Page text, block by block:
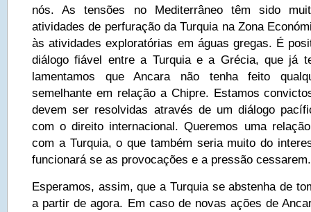
nós. As tensões no Mediterrâneo têm sido
atividades de perfuração da Turquia na Zona
às atividades exploratórias em águas gregas. É
diálogo fiável entre a Turquia e a Grécia, que já
lamentamos que Ancara não tenha feito
semelhante em relação a Chipre. Estamos
devem ser resolvidas através de um diálogo
com o direito internacional. Queremos uma
com a Turquia, o que também seria muito do
funcionará se as provocações e a pressão cessarem.
Esperamos, assim, que a Turquia se abstenha de
a partir de agora. Em caso de novas ações de